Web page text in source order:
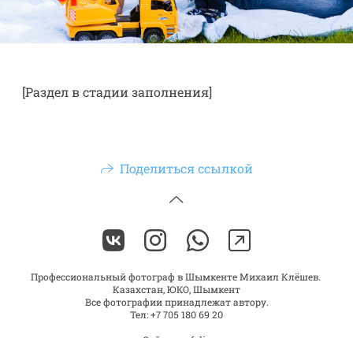
[Раздел в стадии заполнения]
Поделиться ссылкой
Профессиональный фотограф в Шымкенте Михаил Клёшев.
Казахстан, ЮКО, Шымкент
Все фотографии принадлежат автору.
Тел: +7 705 180 69 20